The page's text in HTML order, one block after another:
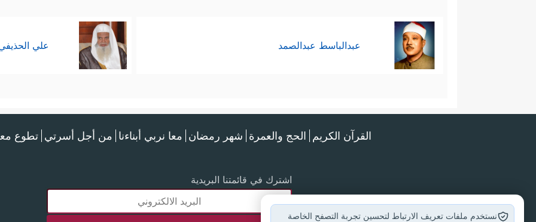
عبدالباسط عبدالصمد علي
القرآن الكريم الحج والعمرة شهر رمضان معا نربي أبناءنا من أجل أسرتي تطوع
اشترك في قائمتنا البريدية
نستخدم ملفات تعريف الارتباط لتحسين تجربة التصفح الخاصة